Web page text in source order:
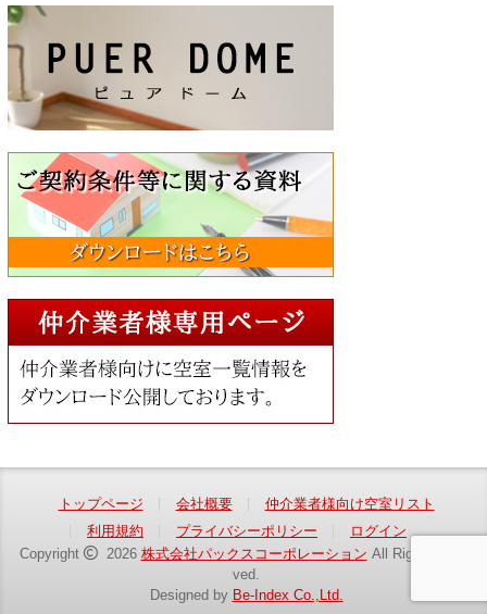
トップページ 会社概要
仲介業者様向け空室リスト
利用規約
プライバシーポリシー
ログイン
Copyright
2026 株式会社パックスコーポレーション All Rights Reser
ved.
Designed by Be-Index Co.,Ltd.